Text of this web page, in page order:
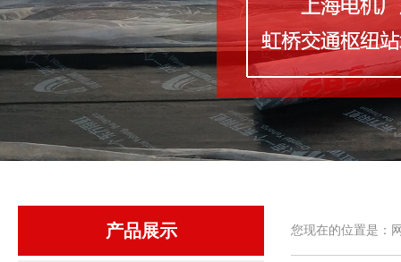
产品展示 您现在的位置是：